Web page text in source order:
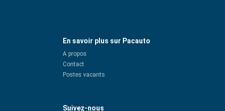
En savoir plus sur Pacauto
A propos
Contact
Postes vacants
Suivez-nous